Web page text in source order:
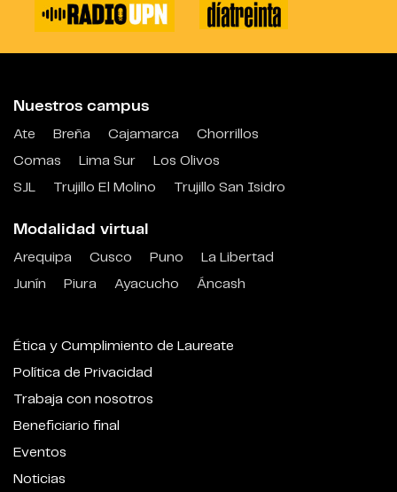
Nuestros campus
Ate Breña Cajamarca
Chorrillos
Comas
Lima Sur
Los Olivos
SJL
Trujillo El Molino Trujillo San Isidro
Modalidad virtual
Arequipa Cusco Puno
La Libertad
Junín
Piura Ayacucho Áncash
Ética y Cumplimiento de Laureate
Política de Privacidad
Trabaja con nosotros
Beneficiario final
Eventos
Noticias